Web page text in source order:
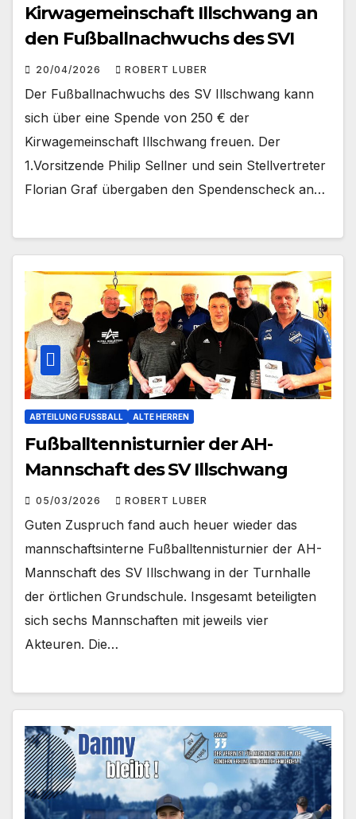
Kirwagemeinschaft Illschwang an
den Fußballnachwuchs des SVI
20/04/2026 ROBERT LUBER
Der Fußballnachwuchs des SV Illschwang kann
sich über eine Spende von 250 € der
Kirwagemeinschaft Illschwang freuen. Der
1.Vorsitzende Philip Sellner und sein Stellvertreter
Florian Graf übergaben den Spendenscheck an…
ABTEILUNG FUSSBALL ALTE HERREN
Fußballtennisturnier der AH-
Mannschaft des SV Illschwang
05/03/2026 ROBERT LUBER
Guten Zuspruch fand auch heuer wieder das
mannschaftsinterne Fußballtennisturnier der AH-
Mannschaft des SV Illschwang in der Turnhalle
der örtlichen Grundschule. Insgesamt beteiligten
sich sechs Mannschaften mit jeweils vier
Akteuren. Die…